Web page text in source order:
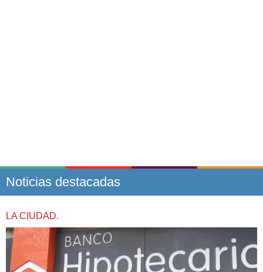
Noticias destacadas
LA CIUDAD.